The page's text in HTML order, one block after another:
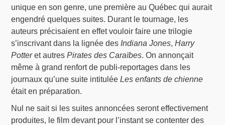
unique en son genre, une première au Québec qui aurait
engendré quelques suites. Durant le tournage, les
auteurs précisaient en effet vouloir faire une trilogie
s’inscrivant dans la lignée des Indiana Jones,Harry
Potteret autresPirates des Caraïbes. On annonçait
même à grand renfort de publi-reportages dans les
journaux qu’une suite intituléeLes enfants de chienne
était en préparation.
Nul ne sait si les suites annoncées seront effectivement
produites, le film devant pour l’instant se contenter des